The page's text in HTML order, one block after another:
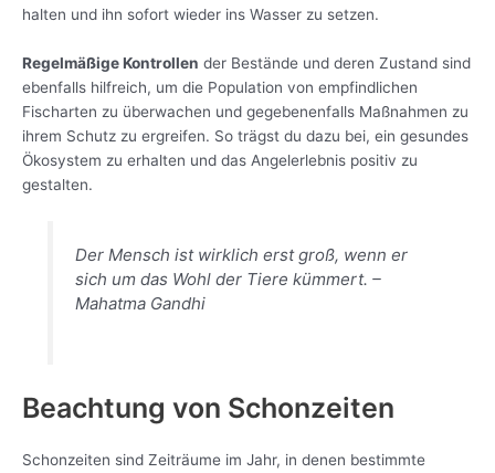
halten und ihn sofort wieder ins Wasser zu setzen.
Regelmäßige Kontrollen der Bestände und deren Zustand sind
ebenfalls hilfreich, um die Population von empfindlichen
Fischarten zu überwachen und gegebenenfalls Maßnahmen zu
ihrem Schutz zu ergreifen. So trägst du dazu bei, ein gesundes
Ökosystem zu erhalten und das Angelerlebnis positiv zu
gestalten.
Der Mensch ist wirklich erst groß, wenn er
sich um das Wohl der Tiere kümmert. –
Mahatma Gandhi
Beachtung von Schonzeiten
Schonzeiten sind Zeiträume im Jahr, in denen bestimmte